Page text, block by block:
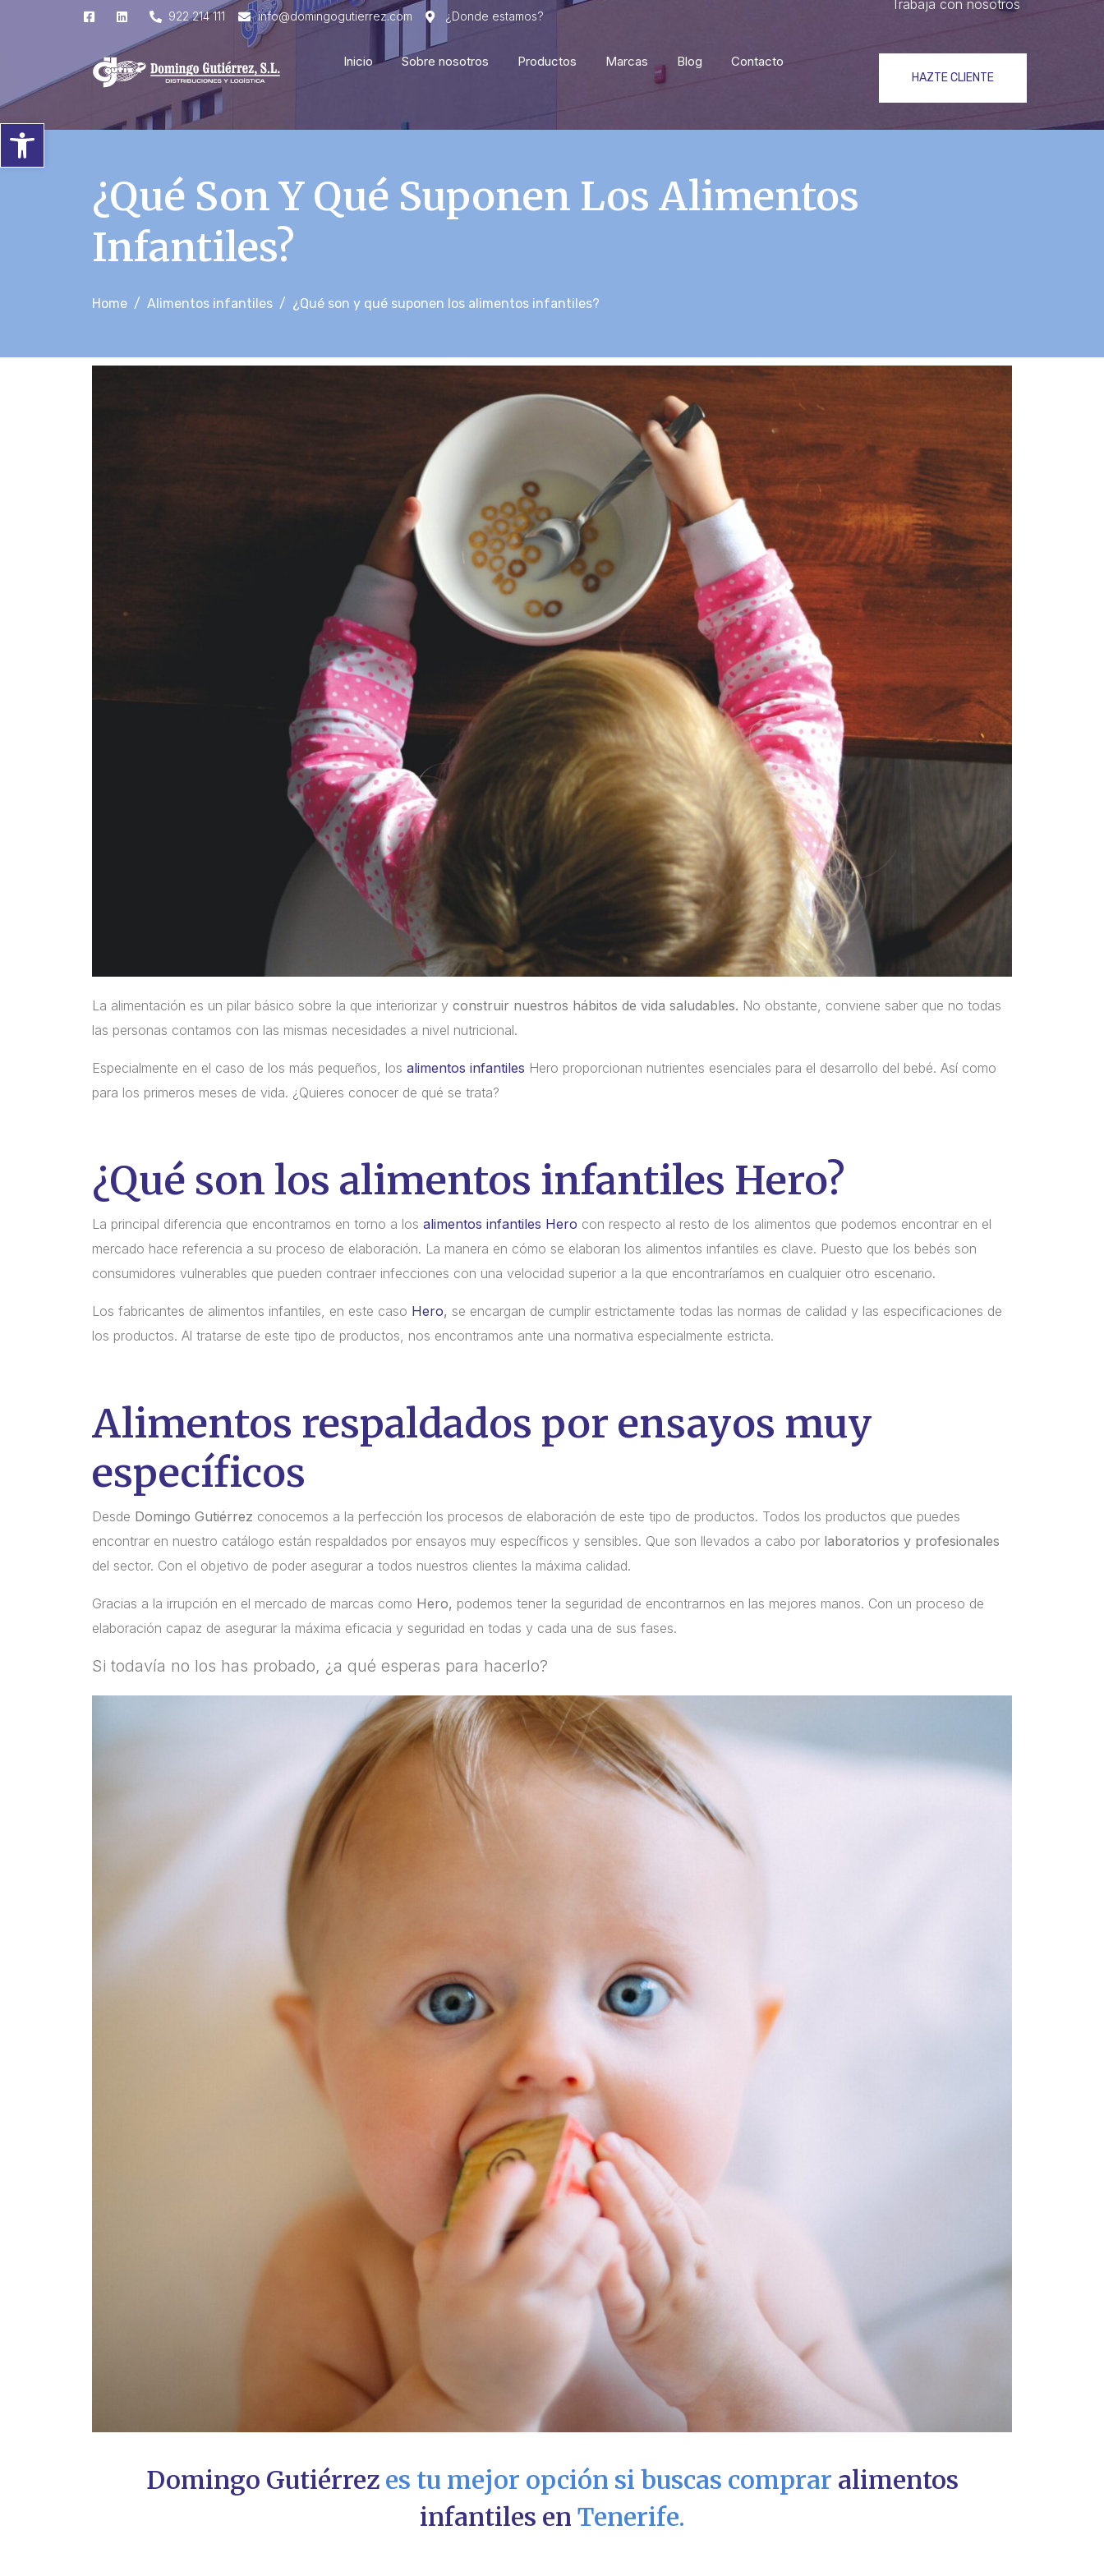
Abrir barra de herramientas
922 214 111 info@domingogutierrez.com ¿Donde estamos?
Trabaja con nosotros
Inicio Sobre nosotros Productos Marcas Blog Contacto
HAZTE CLIENTE
¿Qué Son Y Qué Suponen Los Alimentos
Infantiles?
Home Alimentos infantiles ¿Qué son y qué suponen los alimentos infantiles?
La alimentación es un pilar básico sobre la que interiorizar y construir nuestros hábitos de vida saludables. No obstante, conviene saber que no todas
las personas contamos con las mismas necesidades a nivel nutricional.
Especialmente en el caso de los más pequeños, los alimentos infantiles Hero proporcionan nutrientes esenciales para el desarrollo del bebé. Así como
para los primeros meses de vida. ¿Quieres conocer de qué se trata?
¿Qué son los alimentos infantiles Hero?
La principal diferencia que encontramos en torno a los alimentos infantiles Hero con respecto al resto de los alimentos que podemos encontrar en el
mercado hace referencia a su proceso de elaboración. La manera en cómo se elaboran los alimentos infantiles es clave. Puesto que los bebés son
consumidores vulnerables que pueden contraer infecciones con una velocidad superior a la que encontraríamos en cualquier otro escenario.
Los fabricantes de alimentos infantiles, en este caso Hero, se encargan de cumplir estrictamente todas las normas de calidad y las especificaciones de
los productos. Al tratarse de este tipo de productos, nos encontramos ante una normativa especialmente estricta.
Alimentos respaldados por ensayos muy
específicos
Desde Domingo Gutiérrez conocemos a la perfección los procesos de elaboración de este tipo de productos. Todos los productos que puedes
encontrar en nuestro catálogo están respaldados por ensayos muy específicos y sensibles. Que son llevados a cabo por laboratorios y profesionales
del sector. Con el objetivo de poder asegurar a todos nuestros clientes la máxima calidad.
Gracias a la irrupción en el mercado de marcas como Hero, podemos tener la seguridad de encontrarnos en las mejores manos. Con un proceso de
elaboración capaz de asegurar la máxima eficacia y seguridad en todas y cada una de sus fases.
Si todavía no los has probado, ¿a qué esperas para hacerlo?
Domingo Gutiérrezes tu mejor opción si buscas comprar alimentos
infantiles en Tenerife.